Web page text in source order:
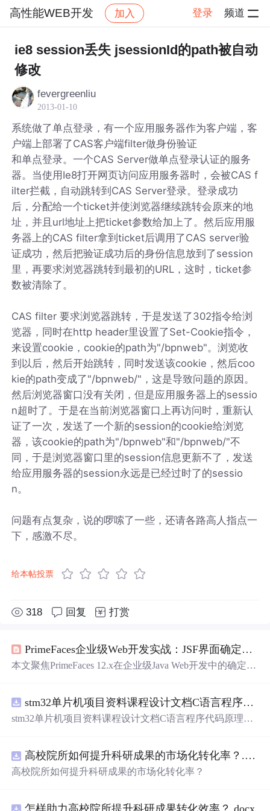
高性能WEB开发 加入 登录 频道
社区 高性能WEB开发 帖子详情
ie8 session丢失 jsessionId的path被自动
修改
fevergreenliu
2013-01-10
系统做了单点登录，有一个应用服务器作为客户端，客
户端上部署了CAS客户端filter做身份验证
和单点登录。一个CAS Server做单点登录认证的服务
器。当使用Ie8打开网页访问应用服务器时，会被CAS f
ilter拦截，自动跳转到CAS Server登录。登录成功
后，分配给一个ticket并使浏览器继续跳转会原来的地
址，并且url地址上把ticket参数给加上了。然后应用服
务器上的CAS filter拿到ticket后调用了CAS server验
证成功，然后把验证成功后的身份信息放到了session
里，再要求浏览器跳转到最初的URL，这时，ticket参
数被清除了。
CAS filter 要求浏览器跳转，于是发送了302指令给浏
览器，同时在http header里设置了Set-Cookie指令，
来设置cookie，cookie的path为"/bpnweb"。浏览收
到以后，然后开始跳转，同时发送该cookie，然后coo
kie的path变成了"/bpnweb/"，这是导致问题的原因。
然后浏览器窗口没有关闭，但是应用服务器上的sessio
n超时了。于是在当前浏览器窗口上再访问时，重新认
证了一次，发送了一个新的session的cookie给浏览
器，该cookie的path为"/bpnweb"和"/bpnweb/"不
同，于是浏览器窗口里的session信息更新不了，发送
给应用服务器的session永远是已经过时了的sessio
n。
问题有点复杂，说的啰嗦了一些，还请各路高人指点一
下，感激不尽。
给本帖投票
318 回复 打赏
PrimeFaces企业级Web开发实战：JSF界面确定性构建指南
本文聚焦PrimeFaces 12.x在企业级Java Web开发中的确定性
大核心组件的生产级改造（无刷新搜索、行内编辑、批量
操作、Excel/PDF导出）、状态管理底层逻辑（@ViewScop
emoteCommand绕过生命周期技巧，强调UI可预测性与后端
职责分离。
stm32单片机项目资料课程设计文档C语言程序代码原理图电路PCB实例悬挂运动控制系统论文资料
stm32单片机项目资料课程设计文档C语言程序代码原理图
高校院所如何提升科研成果的市场化转化率？.docx
高校院所如何提升科研成果的市场化转化率？